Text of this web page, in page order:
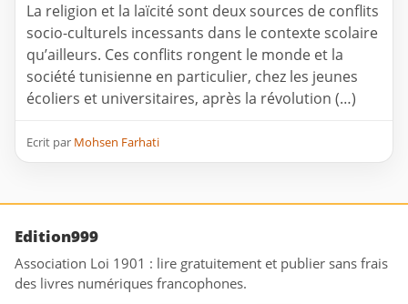
La religion et la laïcité sont deux sources de conflits
socio-culturels incessants dans le contexte scolaire
qu’ailleurs. Ces conflits rongent le monde et la
société tunisienne en particulier, chez les jeunes
écoliers et universitaires, après la révolution (…)
Ecrit par Mohsen Farhati
Edition999
Association Loi 1901 : lire gratuitement et publier sans frais
des livres numériques francophones.